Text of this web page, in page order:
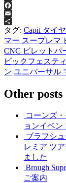
X
Facebook
Email
共
有
タグ: Capit タイ
マー スープレマ
CNC ビレットパ
ビックフェステ
ン ユニバーサル
Other posts
コーンズ
ョンイベン
ブラフシ
レミア ツ
ました
Brough
ご案内